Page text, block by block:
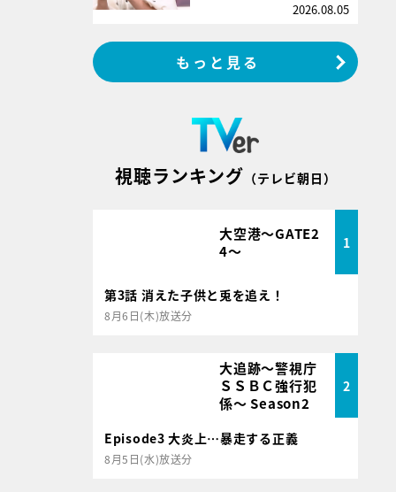
2026.08.05
もっと見る
視聴ランキング （テレビ朝日）
大空港～GATE2
4～
1
第3話 消えた子供と兎を追え！
8月6日(木)放送分
大追跡～警視庁
ＳＳＢＣ強行犯
係～ Season2
2
Episode3 大炎上…暴走する正義
8月5日(水)放送分